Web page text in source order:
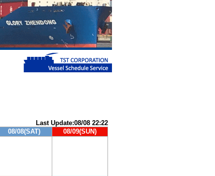
Last Update:08/08 22:22
08/08(SAT)
08/09(SUN)